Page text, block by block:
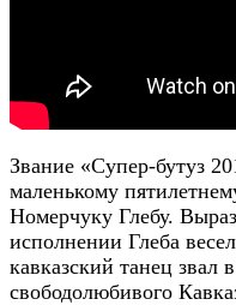
Звание «Супер-бутуз
маленькому
Номерчуку Глебу.
исполнении Глеба
кавказский танец звал
свободолюбивого